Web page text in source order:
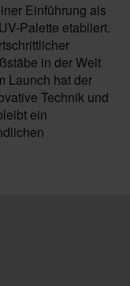
Einführung als
Palette etabliert.
in der Welt
Launch hat der
Technik und
ein